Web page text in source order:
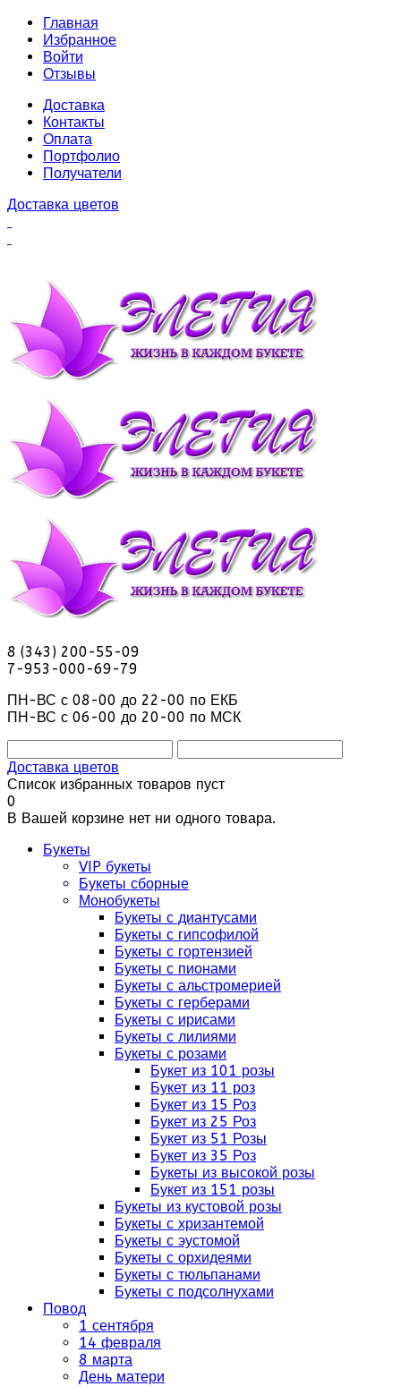
Главная
Избранное
Войти
Отзывы
Доставка
Контакты
Оплата
Портфолио
Получатели
Доставка цветов
8 (343) 200-55-09
7-953-000-69-79
ПН-ВС с 08-00 до 22-00 по ЕКБ
ПН-ВС с 06-00 до 20-00 по МСК
Доставка цветов
Список избранных товаров пуст
0
В Вашей корзине нет ни одного товара.
Букеты
VIP букеты
Букеты сборные
Монобукеты
Букеты с диантусами
Букеты с гипсофилой
Букеты с гортензией
Букеты с пионами
Букеты с альстромерией
Букеты с герберами
Букеты с ирисами
Букеты с лилиями
Букеты с розами
Букет из 101 розы
Букет из 11 роз
Букет из 15 Роз
Букет из 25 Роз
Букет из 51 Розы
Букет из 35 Роз
Букеты из высокой розы
Букет из 151 розы
Букеты из кустовой розы
Букеты с хризантемой
Букеты с эустомой
Букеты с орхидеями
Букеты с тюльпанами
Букеты с подсолнухами
Повод
1 сентября
14 февраля
8 марта
День матери